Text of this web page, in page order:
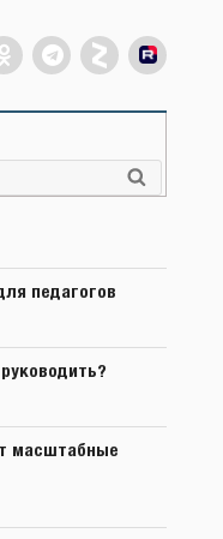
педагогов
масштабные